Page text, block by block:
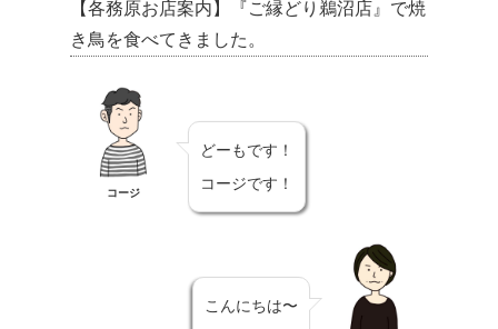
【各務原お店案内】『ご縁どり鵜沼店』で焼
き鳥を食べてきました。
コージ
どーもです！
コージです！
こんにちは〜